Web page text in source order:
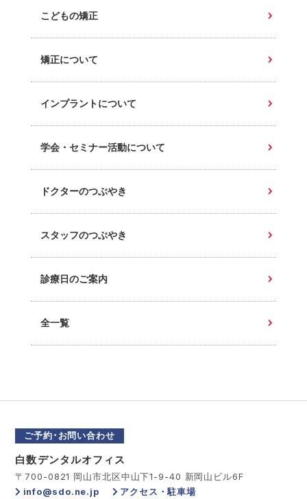
こどもの矯正
矯正について
インプラントについて
学会・セミナー活動について
ドクターのつぶやき
スタッフのつぶやき
診療日のご案内
全一覧
ご予約･お問い合わせ
白数デンタルオフィス
〒700-0821 岡山市北区中山下1-9-40 新岡山ビル6F
info@sdo.ne.jp
アクセス・駐車場